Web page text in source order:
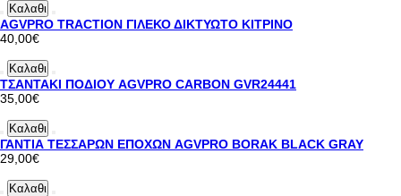
Καλαθι
AGVPRO TRACTION ΓΙΛΕΚΟ ΔΙΚΤΥΩΤΟ ΚΙΤΡΙΝΟ
40,00€
Καλαθι
ΤΣΑΝΤΑΚΙ ΠΟΔΙΟΥ AGVPRO CARBON GVR24441
35,00€
Καλαθι
ΓΑΝΤΙΑ ΤΕΣΣΑΡΩΝ ΕΠΟΧΩΝ AGVPRO BORAK BLACK GRAY
29,00€
Καλαθι